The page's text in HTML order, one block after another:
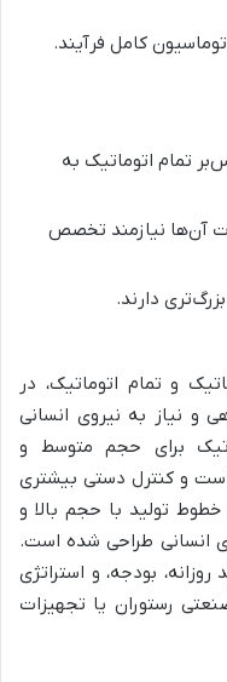
کامل فرآیند.
تمام اتوماتیک به
آن‌ها نیازمند تخصص
دارند.
و تمام اتوماتیک، در
و نیاز به نیروی انسانی
برای حجم متوسط و
و کنترل دستی بیشتری
خطوط تولید با حجم بالا و
انسانی طراحی شده است.
بودجه، و استراتژی
رستوران یا تجهیزات